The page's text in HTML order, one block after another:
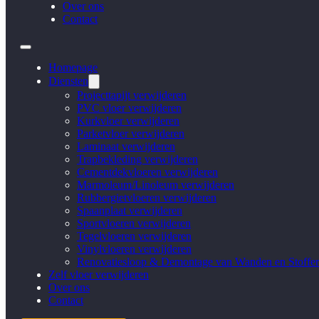
Over ons
Contact
Homepage
Diensten
Projecttapijt verwijderen
PVC vloer verwijderen
Kurkvloer verwijderen
Parketvloer verwijderen
Laminaat verwijderen
Trapbekleding verwijderen
Cementdekvloeren verwijderen
Marmoleum/Linoleum verwijderen
Rubbergietvloeren verwijderen
Spaanplaat verwijderen
Sportvloeren verwijderen
Tegelvloeren verwijderen
Vinylvloeren verwijderen
Renovatiesloop & Demontage van Wanden en
Zelf vloer verwijderen
Over ons
Contact